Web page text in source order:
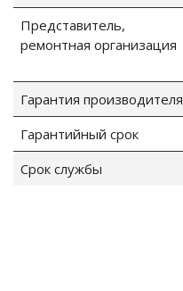
Представитель,
ремонтная организация
Гарантия производителя
Гарантийный срок
Срок службы